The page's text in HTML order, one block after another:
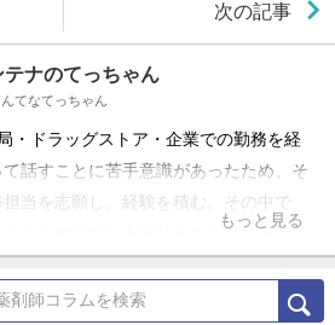
次の記事
ナのてっちゃん
てなてっちゃん
・ドラッグストア・企業での勤務を経
話すことに苦手意識があったため、そ
当を志願し、経験を積む。その中で
とにやりがいを感じるようになる。
いる。 「薬局のアンテナ」の名称で
もっと見る